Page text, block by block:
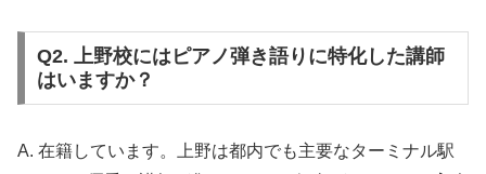
Q2. 上野校にはピアノ弾き語りに特化した講師
はいますか？
A. 在籍しています。上野は都内でも主要なターミナル駅